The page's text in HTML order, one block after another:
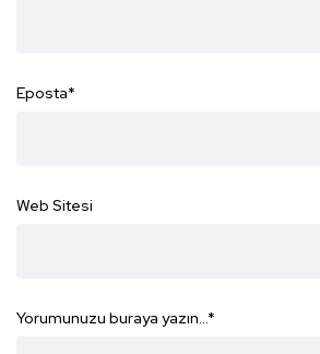
Eposta*
Web Sitesi
Yorumunuzu buraya yazın...*